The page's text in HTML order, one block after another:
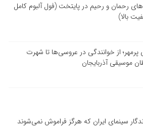
رحمان و رحیم در پایتخت (فول آلبوم کامل
پرمهر؛ از خوانندگی در عروسی‌ها تا شهرت
موسیقی آذربایجان
سینمای ایران که هرگز فراموش نمی‌شوند